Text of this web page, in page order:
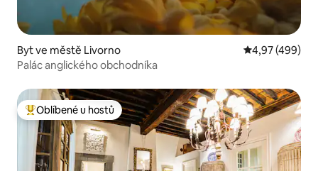
Byt ve městě Livorno Průměrné
4,97 (499)
Palác anglického obchodníka
Nejlepší v kategorii Oblíbené u hostů
Oblíbené u hostů